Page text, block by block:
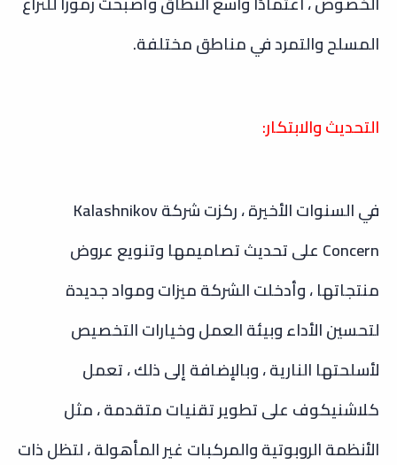
المسلح والتمرد في مناطق مختلفة.
التحديث والابتكار:
في السنوات الأخيرة ، ركزت شركة Kalashnikov
Concern على تحديث تصاميمها وتنويع عروض
منتجاتها ، وأدخلت الشركة ميزات ومواد جديدة
لتحسين الأداء وبيئة العمل وخيارات التخصيص
لأسلحتها النارية ، وبالإضافة إلى ذلك ، تعمل
كلاشنيكوف على تطوير تقنيات متقدمة ، مثل
الأنظمة الروبوتية والمركبات غير المأهولة ، لتظل ذات